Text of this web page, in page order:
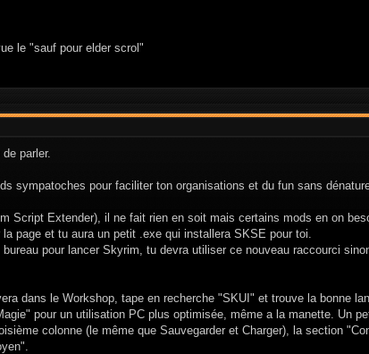
le "sauf pour elder scrol"
parler.
sympatoches pour faciliter ton organisations et du fun sans
Script Extender), il ne fait rien en soit mais certains mods en on
la page et tu aura un petit .exe qui installera SKSE pour toi.
pour lancer Skyrim, tu devra utiliser ce nouveau raccourci
dans le Workshop, tape en recherche "SKUI" et trouve la bonne
pour un utilisation PC plus optimisée, même a la manette. Un
colonne (le même que Sauvegarder et Charger), la section